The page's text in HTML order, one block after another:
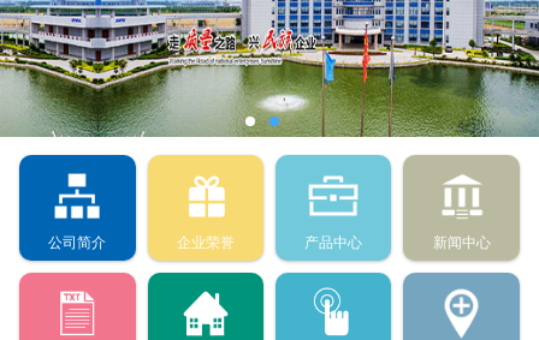
公司简介 企业荣誉 产品中心 新闻中心